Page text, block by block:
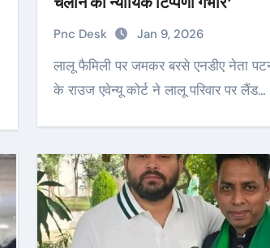
Pnc Desk Jan 9, 2026
लालू फैमिली पर जमकर बरसे एनडीए नेता पटना।। दिल्ली
के राउज एवेन्यू कोर्ट ने लालू परिवार पर लैंड…